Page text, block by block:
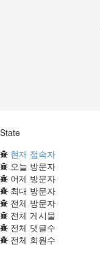
State
현재 접속자
오늘 방문자
어제 방문자
최대 방문자
전체 방문자
전체 게시물
전체 댓글수
전체 회원수